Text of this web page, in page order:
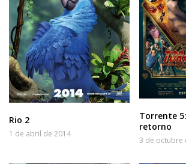
Rio 2
1 de abril de 2014
Torrente
retorno
3 de octubre